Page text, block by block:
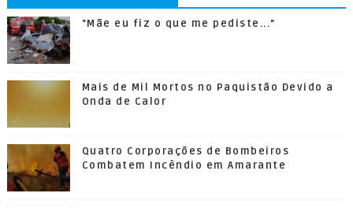
"Mãe eu fiz o que me pediste..."
Mais de Mil Mortos no Paquistão Devido a
Onda de Calor
Quatro Corporações de Bombeiros
Combatem Incêndio em Amarante